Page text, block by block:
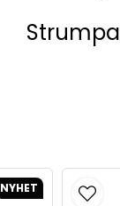
Strumpa
NYHET